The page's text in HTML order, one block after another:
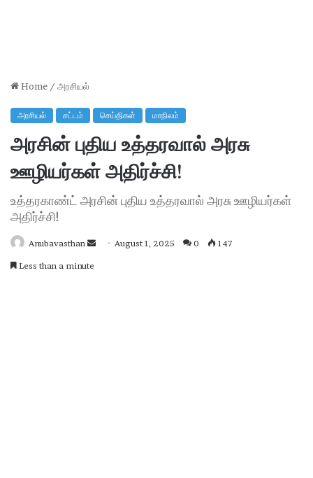
Home / அரசியல்
அரசியல் சட்டம் செய்திகள் மாநிலம்
அரசின் புதிய உத்தரவால் அரசு
ஊழியர்கள் அதிர்ச்சி!
உத்தரகாண்ட் அரசின் புதிய உத்தரவால் அரசு ஊழியர்கள்
அதிர்ச்சி!
Anubavasthan
SendAugust 1, 2025 0 147
Less than a minute